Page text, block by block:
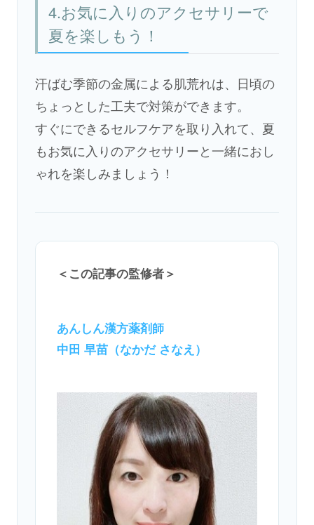
4.お気に入りのアクセサリーで
夏を楽しもう！
汗ばむ季節の金属による肌荒れは、日頃の
ちょっとした工夫で対策ができます。
すぐにできるセルフケアを取り入れて、夏
もお気に入りのアクセサリーと一緒におし
ゃれを楽しみましょう！
＜この記事の監修者＞
あんしん漢方薬剤師
中田 早苗（なかだ さなえ）